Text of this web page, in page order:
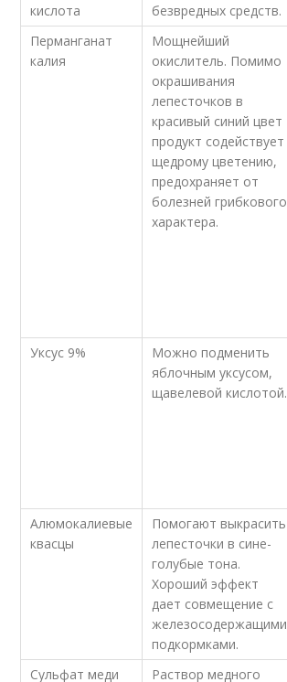
кислота
безвредных средств.
Перманганат
калия
Мощнейший
окислитель. Помимо
окрашивания
лепесточков в
красивый синий цвет
продукт содействует
щедрому цветению,
предохраняет от
болезней грибкового
характера.
Уксус 9%
Можно подменить
яблочным уксусом,
щавелевой кислотой.
Алюмокалиевые
квасцы
Помогают выкрасить
лепесточки в сине-
голубые тона.
Хороший эффект
дает совмещение с
железосодержащими
подкормками.
Сульфат меди Раствор медного